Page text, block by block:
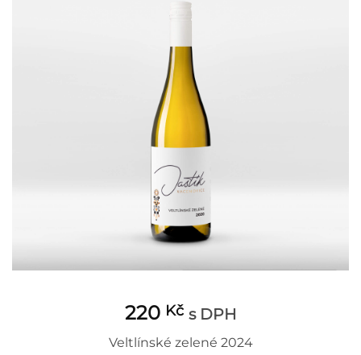
220 Kč s DPH
Veltlínské zelené 2024